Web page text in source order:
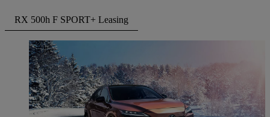
RX 500h F SPORT+ Leasing